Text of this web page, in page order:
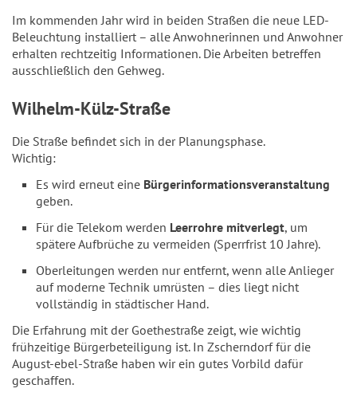
Im kommenden Jahr wird in beiden Straßen die neue LED-
Beleuchtung installiert – alle Anwohnerinnen und Anwohner
erhalten rechtzeitig Informationen. Die Arbeiten betreffen
ausschließlich den Gehweg.
Wilhelm-Külz-Straße
Die Straße befindet sich in der Planungsphase.
Wichtig:
Es wird erneut eine Bürgerinformationsveranstaltung
geben.
Für die Telekom werden Leerrohre mitverlegt, um
spätere Aufbrüche zu vermeiden (Sperrfrist 10 Jahre).
Oberleitungen werden nur entfernt, wenn alle Anlieger
auf moderne Technik umrüsten – dies liegt nicht
vollständig in städtischer Hand.
Die Erfahrung mit der Goethestraße zeigt, wie wichtig
frühzeitige Bürgerbeteiligung ist. In Zscherndorf für die
August-ebel-Straße haben wir ein gutes Vorbild dafür
geschaffen.